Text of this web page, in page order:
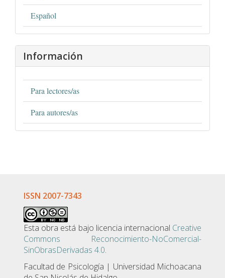
Español
Información
Para lectores/as
Para autores/as
ISSN 2007-7343
Esta obra está bajo licencia internacional Creative
Commons Reconocimiento-NoComercial-
SinObrasDerivadas 4.0.
Facultad de Psicologí­a | Universidad Michoacana